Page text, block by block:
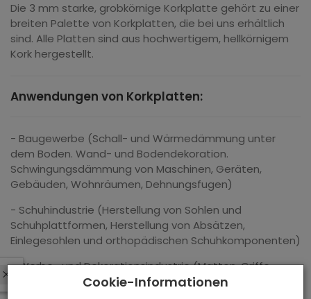
Die 3 mm starke, grobkörnige Korkplatte gehört zu einer
breiten Palette von Korkplatten, die bei uns erhältlich
sind. Alle Platten sind aus hochwertigem, hellkörnigem
Kork hergestellt.
Anwendungen von Korkplatten:
- Baugewerbe (Schall- und Wärmedämmung unter
dem Boden. Wand- und Bodendekoration.
Schwingungsdämmung von Maschinen, Geräten,
Gebäuden, Wohnräumen, Dehnungsfugen)
- Schuhindustrie (Herstellung von Sohlen und
Schuhplattformen, Herstellung von Absätzen,
Einlegesohlen und orthopädischen Schuhkomponenten)
- Werbe- und Dekorationsindustrie (Matten, Griffe,
Korkzubehör, Korkinformationstafeln, Werbeartikel)
In last 7 days interested in the product
Cookie-Informationen